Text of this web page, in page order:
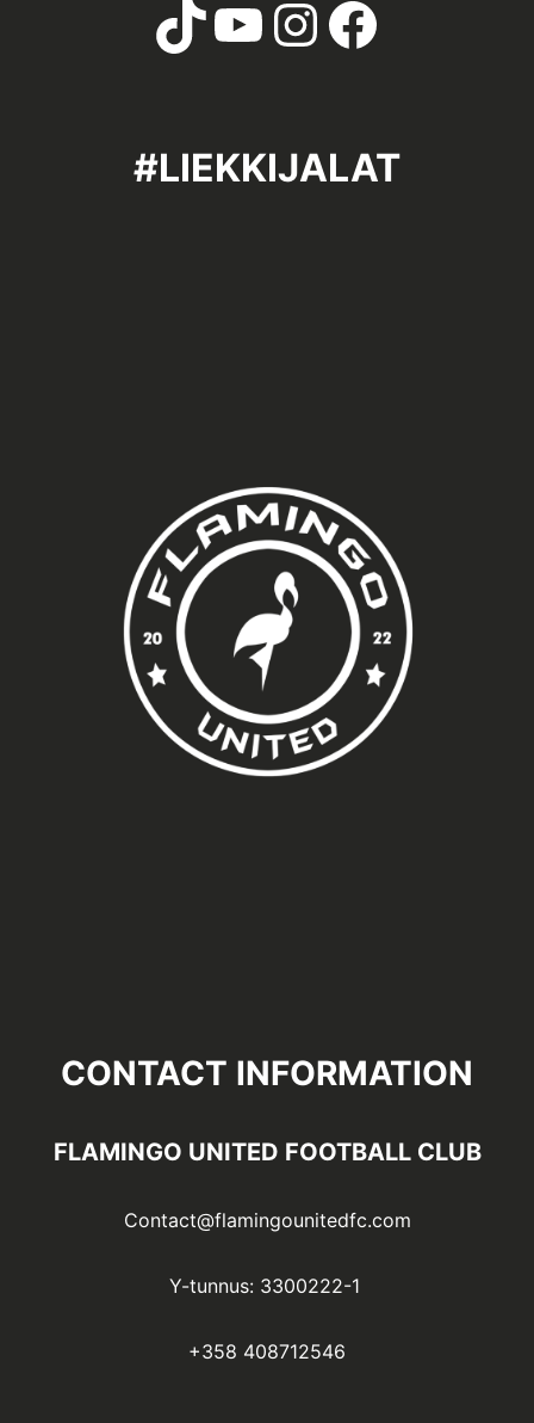
#LIEKKIJALAT
CONTACT INFORMATION
FLAMINGO UNITED FOOTBALL CLUB
Contact@flamingounitedfc.com
Y-tunnus: 3300222-1
+358 408712546